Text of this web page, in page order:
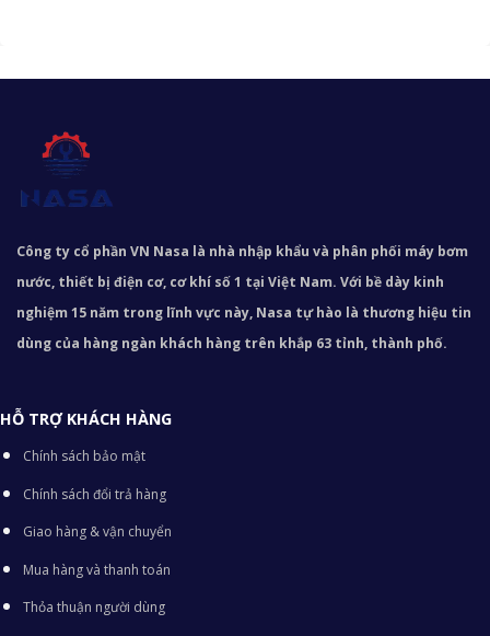
Công ty cổ phần VN Nasa là nhà nhập khẩu và phân phối máy bơm
nước, thiết bị điện cơ, cơ khí số 1 tại Việt Nam. Với bề dày kinh
nghiệm 15 năm trong lĩnh vực này, Nasa tự hào là thương hiệu tin
dùng của hàng ngàn khách hàng trên khắp 63 tỉnh, thành phố.
HỖ TRỢ KHÁCH HÀNG
Chính sách bảo mật
Chính sách đổi trả hàng
Giao hàng & vận chuyển
Mua hàng và thanh toán
Thỏa thuận người dùng